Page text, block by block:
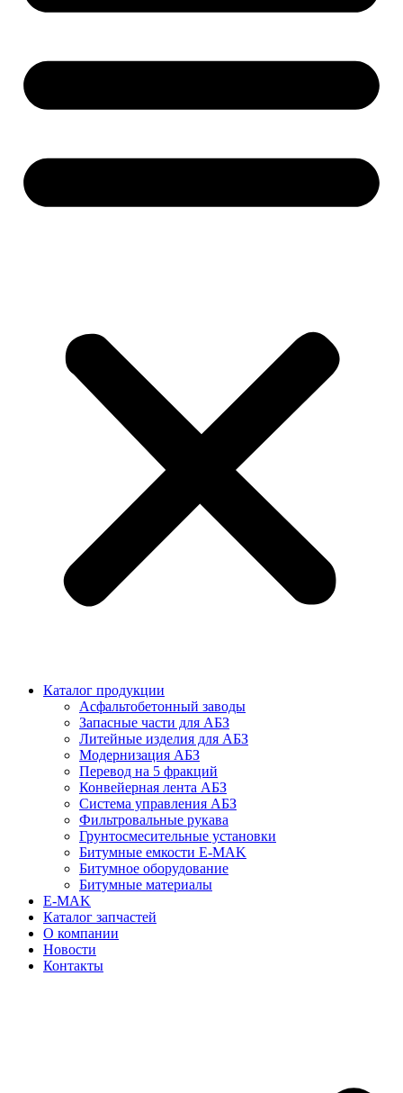
Каталог продукции
Асфальтобетонный заводы
Запасные части для АБЗ
Литейные изделия для АБЗ
Модернизация АБЗ
Перевод на 5 фракций
Конвейерная лента АБЗ
Система управления АБЗ
Фильтровальные рукава
Грунтосмесительные установки
Битумные емкости E-MAK
Битумное оборудование
Битумные материалы
E-MAK
Каталог запчастей
О компании
Новости
Контакты